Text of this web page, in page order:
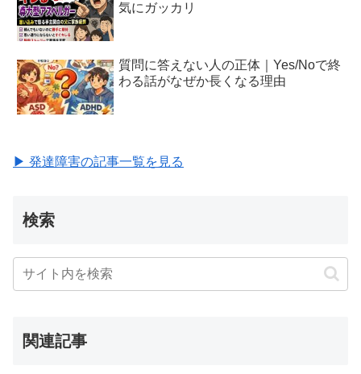
気にガッカリ
質問に答えない人の正体｜Yes/Noで終
わる話がなぜか長くなる理由
▶ 発達障害の記事一覧を見る
検索
関連記事